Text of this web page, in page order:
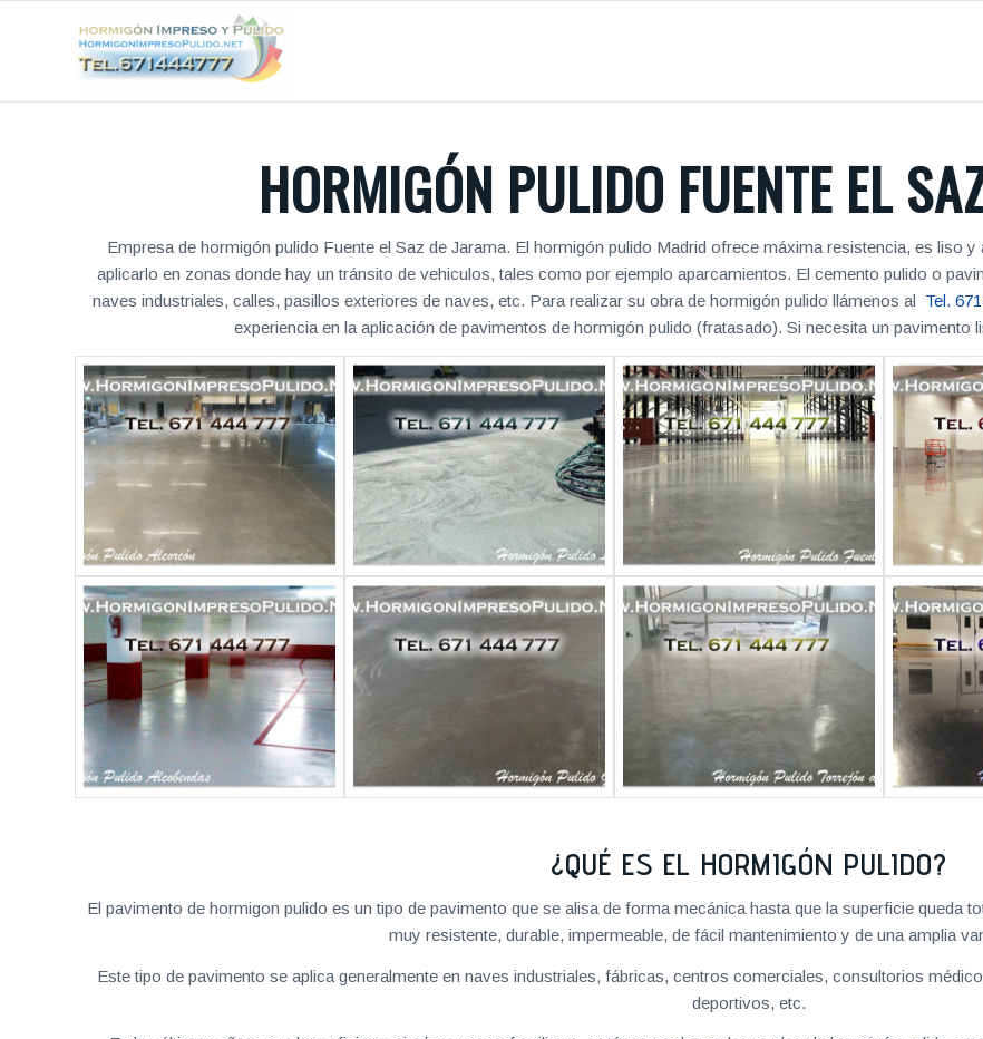
HORMIGÓN PULIDO FUENTE EL
Empresa de hormigón pulido Fuente el Saz de Jarama. El hormigón pulido Madrid ofrece máxima resistencia, es liso
aplicarlo en zonas donde hay un tránsito de vehiculos, tales como por ejemplo aparcamientos. El cemento pulido o
naves industriales, calles, pasillos exteriores de naves, etc. Para realizar su obra de hormigón pulido llámenos al Tel.
experiencia en la aplicación de pavimentos de hormigón pulido (fratasado). Si necesita un
¿QUÉ ES EL HORMIGÓN PULIDO?
El pavimento de hormigon pulido es un tipo de pavimento que se alisa de forma mecánica hasta que la superficie queda
muy resistente, durable, impermeable, de fácil mantenimiento y de una amplia
Este tipo de pavimento se aplica generalmente en naves industriales, fábricas, centros comerciales, consultorios
deportivos, etc.